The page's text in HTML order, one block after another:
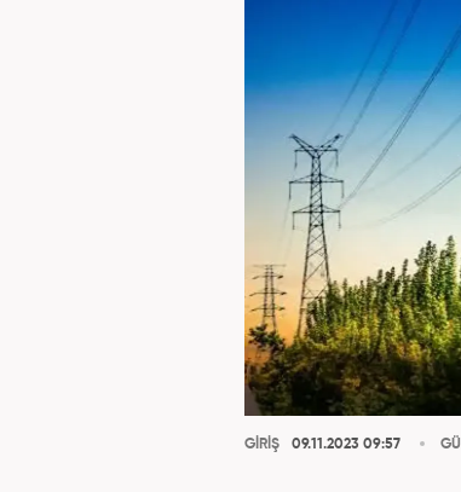
GİRİŞ 09.11.2023 09:57